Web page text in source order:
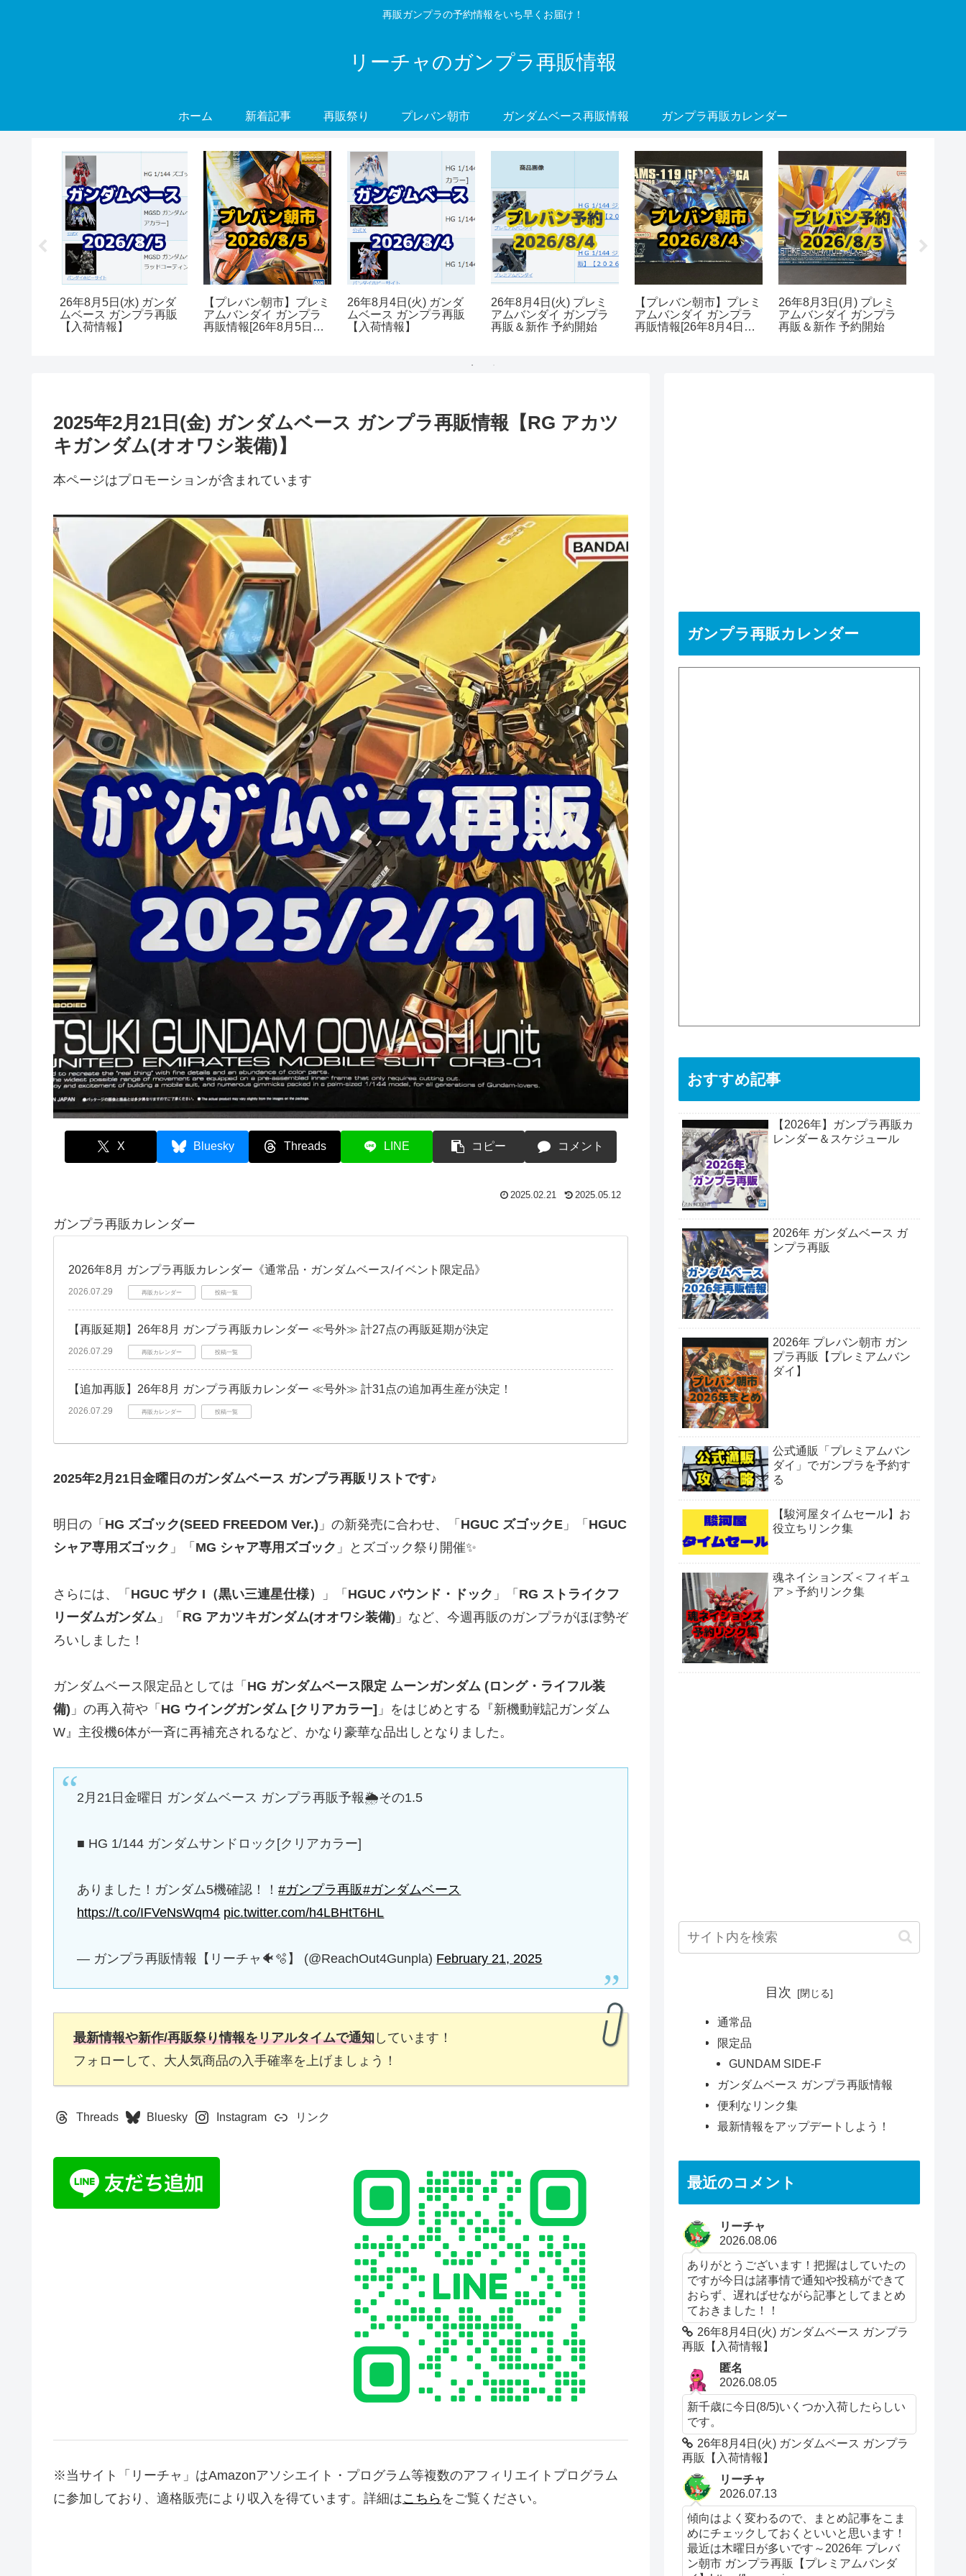
再販ガンプラの予約情報をいち早くお届け！
リーチャのガンプラ再販情報
ホーム 新着記事 再販祭り プレバン朝市 ガンダムベース再販情報 ガンプラ再販カレンダー
26年8月5日(水) ガンダ
ムベース ガンプラ再販
【入荷情報】
【プレバン朝市】プレミ
アムバンダイ ガンプラ
再販情報[26年8月5日
26年8月4日(火) ガンダ
ムベース ガンプラ再販
【入荷情報】
26年8月4日(火) プレミ
アムバンダイ ガンプラ
再販＆新作 予約開始
【プレバン朝市】プレミ
アムバンダイ ガンプラ
再販情報[26年8月4日
26年8月3日(月) プレミ
アムバンダイ ガンプラ
再販＆新作 予約開始
2025年2月21日(金) ガンダムベース ガンプラ再販情報【RG アカツ
キガンダム(オオワシ装備)】
本ページはプロモーションが含まれています
X Bluesky Threads LINE コピー コメント
2025.02.21 2025.05.12
ガンプラ再販カレンダー
2026年8月 ガンプラ再販カレンダー《通常品・ガンダムベース/イベント限定品》
2026.07.29 再販カレンダー 投稿一覧
【再販延期】26年8月 ガンプラ再販カレンダー ≪号外≫ 計27点の再販延期が決定
2026.07.29 再販カレンダー 投稿一覧
【追加再販】26年8月 ガンプラ再販カレンダー ≪号外≫ 計31点の追加再生産が決定！
2026.07.29 再販カレンダー 投稿一覧
2025年2月21日金曜日のガンダムベース ガンプラ再販リストです♪
明日の「 HG ズゴック(SEED FREEDOM Ver.) 」の新発売に合わせ、「 HGUC ズゴックE 」「 HGUC
シャア専用ズゴック 」「 MG シャア専用ズゴック 」とズゴック祭り開催✨
さらには、「 HGUC ザク I（黒い三連星仕様） 」「 HGUC バウンド・ドック 」「 RG ストライクフ
リーダムガンダム 」「 RG アカツキガンダム(オオワシ装備) 」など、今週再販のガンプラがほぼ勢ぞ
ろいしました！
ガンダムベース限定品としては「 HG ガンダムベース限定 ムーンガンダム (ロング・ライフル装
備) 」の再入荷や「 HG ウイングガンダム [クリアカラー] 」をはじめとする『新機動戦記ガンダム
W』主役機6体が一斉に再補充されるなど、かなり豪華な品出しとなりました。
2月21日金曜日 ガンダムベース ガンプラ再販予報🌦️その1.5
■ HG 1/144 ガンダムサンドロック[クリアカラー]
ありました！ガンダム5機確認！！#ガンプラ再販#ガンダムベース
https://t.co/IFVeNsWqm4 pic.twitter.com/h4LBHtT6HL
— ガンプラ再販情報【リーチャ🐠🫧】 (@ReachOut4Gunpla) February 21, 2025
最新情報や新作/再販祭り情報をリアルタイムで通知 しています！
フォローして、大人気商品の入手確率を上げましょう！
Threads Bluesky Instagram リンク
※当サイト「リーチャ」はAmazonアソシエイト・プログラム等複数のアフィリエイトプログラム
に参加しており、適格販売により収入を得ています。詳細はこちら をご覧ください。
ガンプラ再販カレンダー
おすすめ記事
【2026年】ガンプラ再販カ
レンダー＆スケジュール
2026年 ガンダムベース ガ
ンプラ再販
2026年 プレバン朝市 ガン
プラ再販【プレミアムバン
ダイ】
公式通販「プレミアムバン
ダイ」でガンプラを予約す
る
【駿河屋タイムセール】お
役立ちリンク集
魂ネイションズ＜フィギュ
ア＞予約リンク集
目次
通常品
限定品
GUNDAM SIDE-F
ガンダムベース ガンプラ再販情報
便利なリンク集
最新情報をアップデートしよう！
最近のコメント
リーチャ
2026.08.06
ありがとうございます！把握はしていたの
ですが今日は諸事情で通知や投稿ができて
おらず、遅ればせながら記事としてまとめ
ておきました！！
26年8月4日(火) ガンダムベース ガンプラ
再販【入荷情報】
匿名
2026.08.05
新千歳に今日(8/5)いくつか入荷したらしい
です。
26年8月4日(火) ガンダムベース ガンプラ
再販【入荷情報】
リーチャ
2026.07.13
傾向はよく変わるので、まとめ記事をこま
めにチェックしておくといいと思います！
最近は木曜日が多いです～2026年 プレバ
ン朝市 ガンプラ再販【プレミアムバンダ